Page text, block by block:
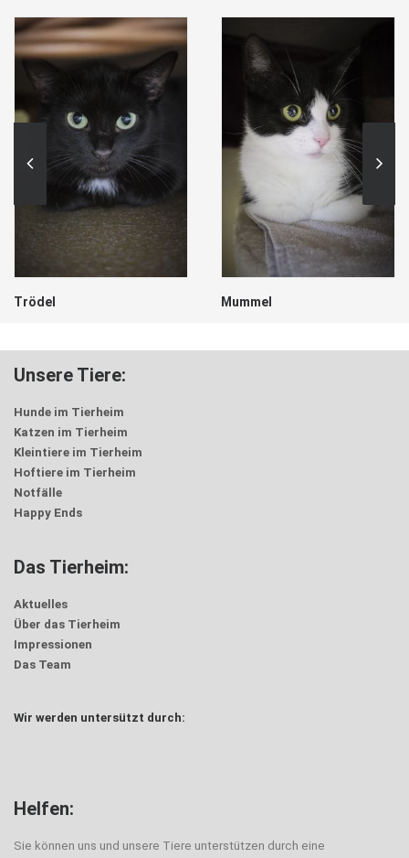
Trödel Mummel
Unsere Tiere:
Hunde im Tierheim
Katzen im Tierheim
Kleintiere im Tierheim
Hoftiere im Tierheim
Notfälle
Happy Ends
Das Tierheim:
Aktuelles
Über das Tierheim
Impressionen
Das Team
Wir werden untersützt durch:
Helfen:
Sie können uns und unsere Tiere unterstützen durch eine